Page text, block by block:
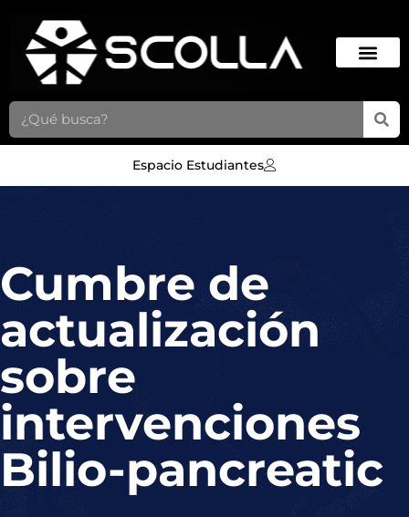
Espacio Estudiantes
Cumbre de
actualización sobre
intervenciones
biliopancreáticas
Cumbre de
actualización
sobre
intervenciones
Bilio-pancreatic